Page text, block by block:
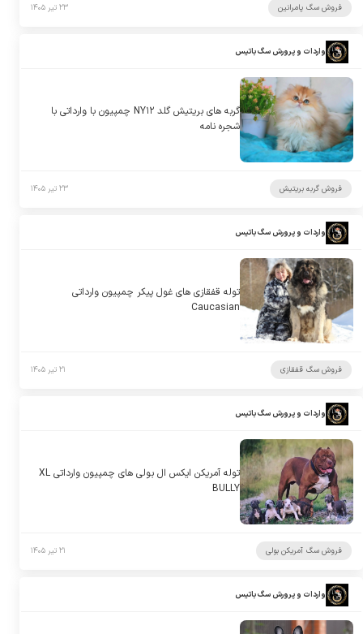
فروش سگ پامرانین ۲۳ تیر ۱۴۰۵
واردات و پرورش سگ باتیس
گربه های بریتیش گلد NY۱۲ چمپیون با وارداتی با
شجره نامه
فروش گربه بریتیش ۲۳ تیر ۱۴۰۵
واردات و پرورش سگ باتیس
توله قفقازی های غول پیکر چمپیون وارداتی
Caucasian
فروش سگ قفقازی ۲۱ تیر ۱۴۰۵
واردات و پرورش سگ باتیس
توله آمریکن ایکس ال بولی های چمپیون وارداتی XL
BULLY
فروش سگ آمریکن بولی ۲۱ تیر ۱۴۰۵
واردات و پرورش سگ باتیس